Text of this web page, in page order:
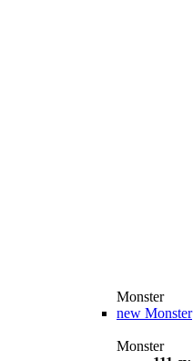
Monster
new Monster
Monster